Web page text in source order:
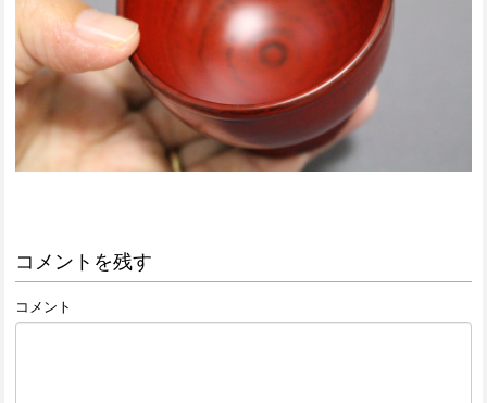
コメントを残す
コメント